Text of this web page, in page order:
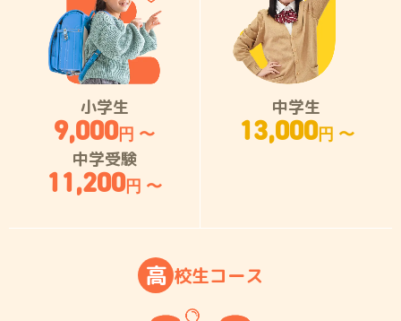
小学生
9,000円 〜
中学受験
11,200円 〜
中学生
13,000円 〜
高 校生コース